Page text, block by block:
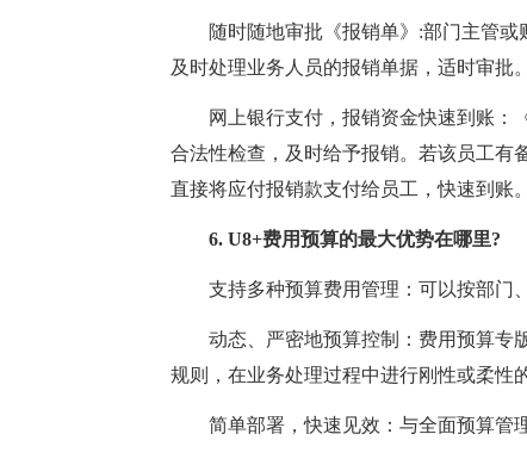
随时随地审批《报销单》:部门主管或
及时处理业务人员的报销单据，适时审批。
网上银行支付，报销资金快速到账：
合法性检查，及时给予报销。若该员工有
直接将应付报销款支付给员工，快速到账。
6. U8+费用预算的最大优势在哪里?
支持多种预算费用管理：可以按部门
动态、严密地预算控制：费用预算专版
规则，在业务处理过程中进行刚性或柔性
简单部署，快速见效：与全面预算管理